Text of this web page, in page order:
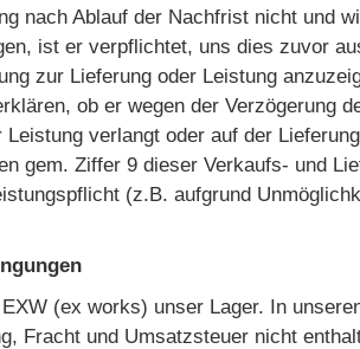
nach Ablauf der Nachfrist nicht und
ist er verpflichtet, uns dies zuvor
zur Lieferung oder Leistung
ob er wegen der Verzögerung
verlangt oder auf der
gem. Ziffer 9 dieser Verkaufs- und
(z.B. aufgrund
(ex works) unser Lager. In
Fracht und Umsatzsteuer nicht